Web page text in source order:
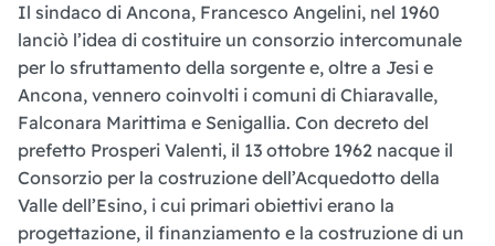
Il sindaco di Ancona, Francesco Angelini, nel 1960
lanciò l’idea di costituire un consorzio intercomunale
per lo sfruttamento della sorgente e, oltre a Jesi e
Ancona, vennero coinvolti i comuni di Chiaravalle,
Falconara Marittima e Senigallia. Con decreto del
prefetto Prosperi Valenti, il 13 ottobre 1962 nacque il
Consorzio per la costruzione dell’Acquedotto della
Valle dell’Esino, i cui primari obiettivi erano la
progettazione, il finanziamento e la costruzione di un